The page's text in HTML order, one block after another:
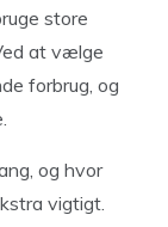
store
at vælge
forbrug, og
og hvor
vigtigt.